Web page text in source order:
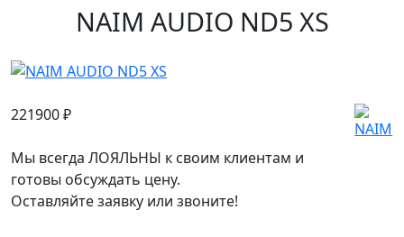
NAIM AUDIO ND5 XS
221900₽
Мы всегда ЛОЯЛЬНЫ к своим клиентам и
готовы обсуждать цену.
Оставляйте заявку или звоните!